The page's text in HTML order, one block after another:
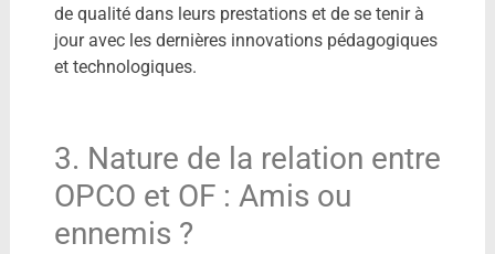
de qualité dans leurs prestations et de se tenir à
jour avec les dernières innovations pédagogiques
et technologiques.
3. Nature de la relation entre
OPCO et OF : Amis ou
ennemis ?